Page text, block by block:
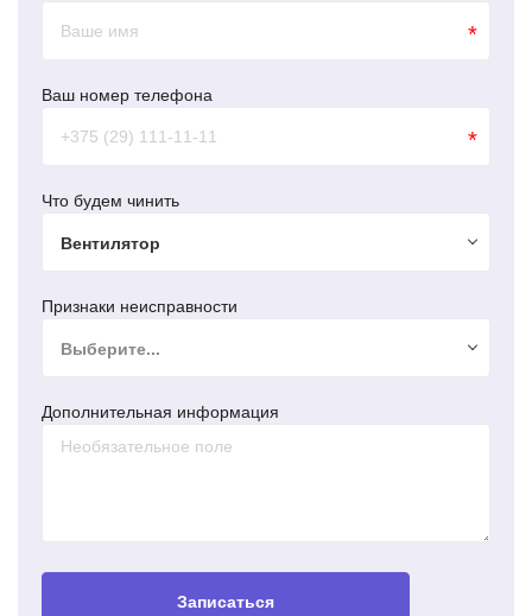
*
Ваш номер телефона
*
Что будем чинить
Вентилятор
Признаки неисправности
Выберите...
Дополнительная информация
Записаться